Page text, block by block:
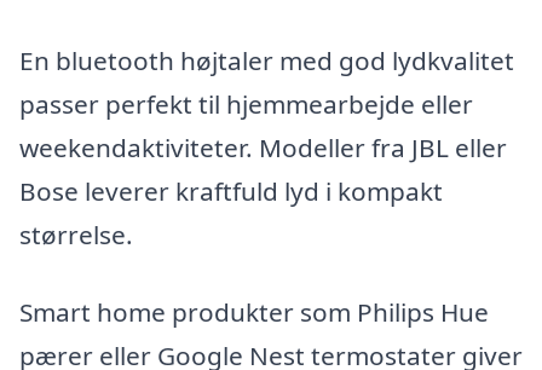
En bluetooth højtaler med god lydkvalitet
passer perfekt til hjemmearbejde eller
weekendaktiviteter. Modeller fra JBL eller
Bose leverer kraftfuld lyd i kompakt
størrelse.
Smart home produkter som Philips Hue
pærer eller Google Nest termostater giver